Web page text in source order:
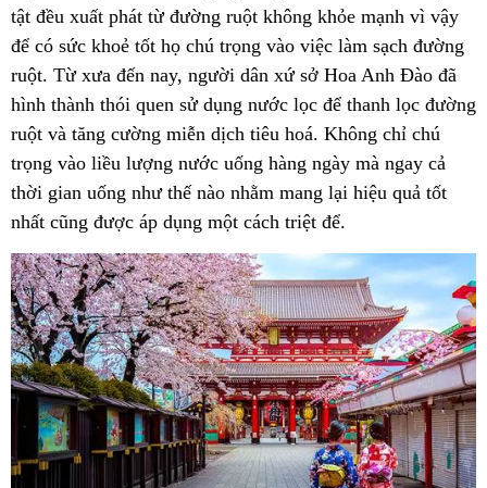
tật đều xuất phát từ đường ruột không khỏe mạnh vì vậy
để có sức khoẻ tốt họ chú trọng vào việc làm sạch đường
ruột. Từ xưa đến nay, người dân xứ sở Hoa Anh Đào đã
hình thành thói quen sử dụng nước lọc để thanh lọc đường
ruột và tăng cường miễn dịch tiêu hoá. Không chỉ chú
trọng vào liều lượng nước uống hàng ngày mà ngay cả
thời gian uống như thế nào nhằm mang lại hiệu quả tốt
nhất cũng được áp dụng một cách triệt để.